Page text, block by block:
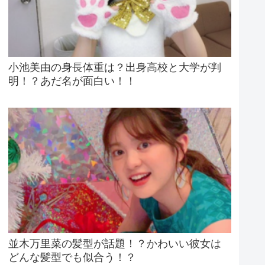
小池美由の身長体重は？出身高校と大学が判
明！？あだ名が面白い！！
並木万里菜の髪型が話題！？かわいい彼女は
どんな髪型でも似合う！？